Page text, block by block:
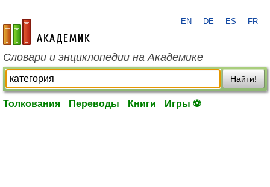
academic.ru
EN DE ES FR
Словари и энциклопедии на Академике
Найти!
Толкования Переводы Книги Игры ⚽